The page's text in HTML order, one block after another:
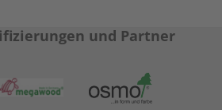
und Partner